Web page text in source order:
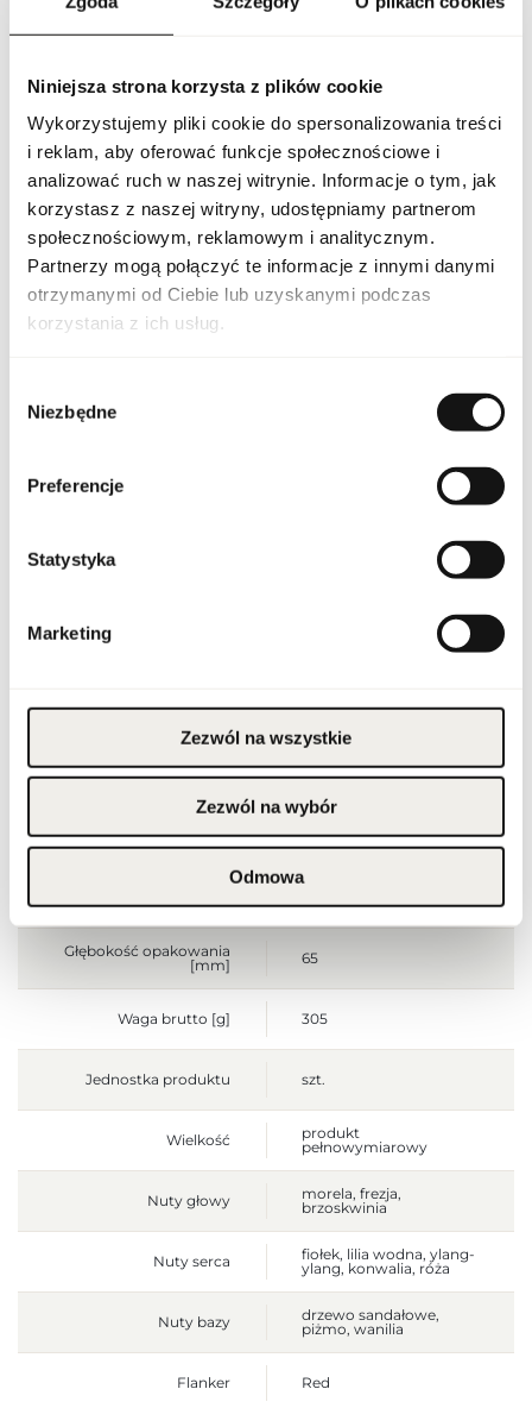
Niniejsza strona korzysta z plików cookie
Wykorzystujemy pliki cookie do spersonalizowania treści
i reklam, aby oferować funkcje społecznościowe i
analizować ruch w naszej witrynie. Informacje o tym, jak
korzystasz z naszej witryny, udostępniamy partnerom
społecznościowym, reklamowym i analitycznym.
Partnerzy mogą połączyć te informacje z innymi danymi
otrzymanymi od Ciebie lub uzyskanymi podczas
korzystania z ich usług.
zgody
Niezbędne
Preferencje
Statystyka
Marketing
Zezwól na wszystkie
Zezwól na wybór
Odmowa
dzień. Butelka w charakterystycznym czerwonym kolorze z
prostym, nowoczesnym designem doskonale oddaje
pewność siebie, naturalność i radość życia za pomocą lekkiego,
świeżego i pełnego pozytywnej energii zapachu.
PARAMETRY
Indeks VER RED JEA 75 EU [1]
Linia
Ostrzeżenia
Produkt łatwopalny.
Trzymać z dala od ognia
chłodnym miejscu. Nie
stosować na
podrażnioną lub
Wyłącznie do użytku
Szerokość opakowania
[mm]
65
[mm]
Głębokość opakowania
[mm]
65
Waga brutto [g] 305
Jednostka produktu szt.
Wielkość
produkt
pełnowymiarowy
Nuty głowy
morela, frezja,
brzoskwinia
Nuty serca
fiołek, lilia wodna, ylang-
ylang, konwalia, róża
Nuty bazy
drzewo sandałowe,
piżmo, wanilia
Flanker Red